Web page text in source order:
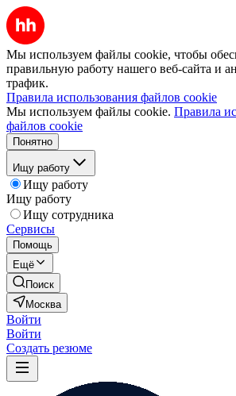
Мы используем файлы cookie, чтобы
правильную работу нашего веб-сайта и
трафик.
Правила использования файлов cookie
Мы используем файлы cookie. Правила
файлов cookie
Понятно
Ищу работу
Ищу работу
Ищу работу
Ищу сотрудника
Сервисы
Помощь
Ещё
Поиск
Москва
Войти
Войти
Создать резюме